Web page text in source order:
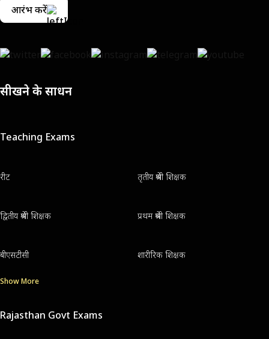
आरंभ करें
सीखने के साधन
Teaching Exams
रीट तृतीय श्रेणी शिक्षक
द्वितीय श्रेणी शिक्षक प्रथम श्रेणी शिक्षक
बीएसटीसी शारीरिक शिक्षक
Show More
Rajasthan Govt Exams